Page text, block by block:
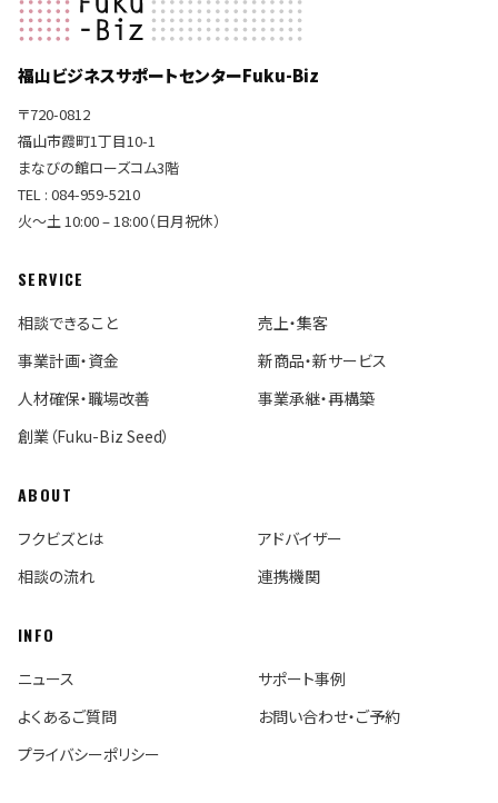
福山ビジネスサポートセンターFuku-Biz
〒720-0812
福山市霞町1丁目10-1
まなびの館ローズコム3階
TEL : 084-959-5210
火〜土 10:00 – 18:00（日月祝休）
SERVICE
相談できること
売上・集客
事業計画・資金
新商品・新サービス
人材確保・職場改善
事業承継・再構築
創業（Fuku-Biz Seed）
ABOUT
フクビズとは
アドバイザー
相談の流れ
連携機関
INFO
ニュース
サポート事例
よくあるご質問
お問い合わせ・ご予約
プライバシーポリシー